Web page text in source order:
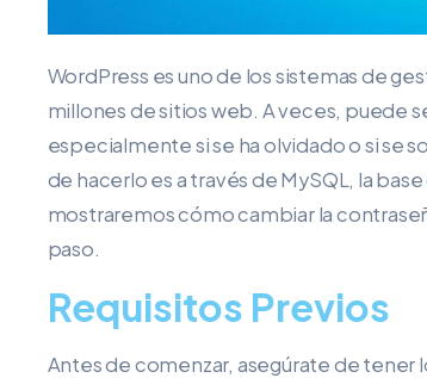
WordPress es uno de los sistemas de
millones de sitios web. A veces, puede
especialmente si se ha olvidado o si se
de hacerlo es a través de MySQL, la
mostraremos cómo cambiar la
paso.
Requisitos Previos
Antes de comenzar, asegúrate de tener